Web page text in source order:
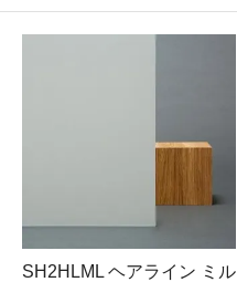
SH2HLML ヘアライン ミル